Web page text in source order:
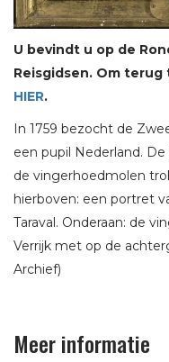
U bevindt u op de
Reisgidsen. Om
HIER.
In 1759 bezocht de
een pupil Nederland.
de vingerhoedmolen
hierboven: een portret
Taraval. Onderaan: de
Verrijk met op de
Archief)
Meer informatie